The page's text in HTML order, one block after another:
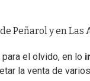
Peñarol y en Las
el olvido, en lo
la venta de